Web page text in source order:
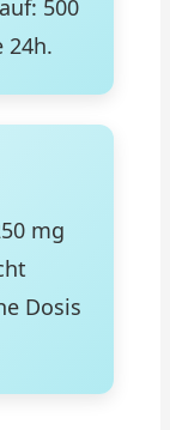
500
24h.
mg
Dosis